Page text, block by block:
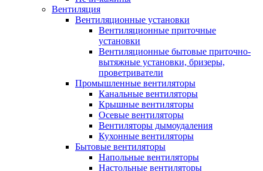
Вентиляция
Вентиляционные установки
Вентиляционные приточные
установки
Вентиляционные бытовые приточно-
вытяжные установки, бризеры,
проветриватели
Промышленные вентиляторы
Канальные вентиляторы
Крышные вентиляторы
Осевые вентиляторы
Вентиляторы дымоудаления
Кухонные вентиляторы
Бытовые вентиляторы
Напольные вентиляторы
Настольные вентиляторы